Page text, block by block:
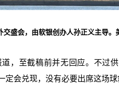
盛会，由软银创办人孙正义主导。
，至截稿前并无回应。不过
会兑现，没有必要出席这场球